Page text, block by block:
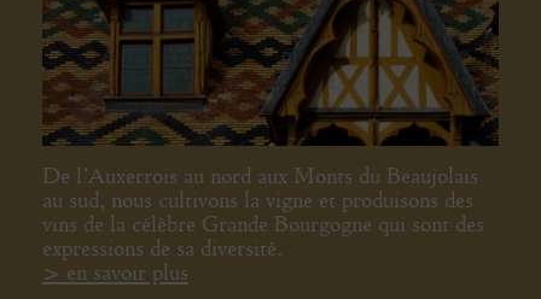
De l’Auxerrois au nord aux Monts du Beaujolais
au sud, nous cultivons la vigne et produisons des
vins de la célèbre Grande Bourgogne qui sont des
expressions de sa diversité.
> en savoir plus